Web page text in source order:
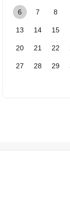
6 7 8
13 14 15
20 21 22
27 28 29